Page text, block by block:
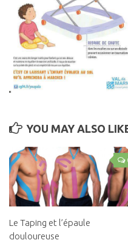
Luxations
Les Pathologies
Le Haut Niveau
Handi Sport & Handicap
Actu Santé
Sophrologie
Bien-être & Relaxation
Nutrition et Santé
Les Recettes
Les Diètes
YOU MAY ALSO
Le Taping et l’épaule
douloureuse